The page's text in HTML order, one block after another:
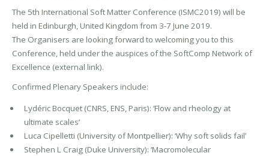
The 5th International Soft Matter Conference (ISMC2019) will be
held in Edinburgh, United Kingdom from 3-7 June 2019.
The Organisers are looking forward to welcoming you to this
Conference, held under the auspices of the SoftComp Network of
Excellence (external link).
Confirmed Plenary Speakers include:
Lydéric Bocquet (CNRS, ENS, Paris): ‘Flow and rheology at
ultimate scales’
Luca Cipelletti (University of Montpellier): ‘Why soft solids fail’
Stephen L Craig (Duke University): ‘Macromolecular